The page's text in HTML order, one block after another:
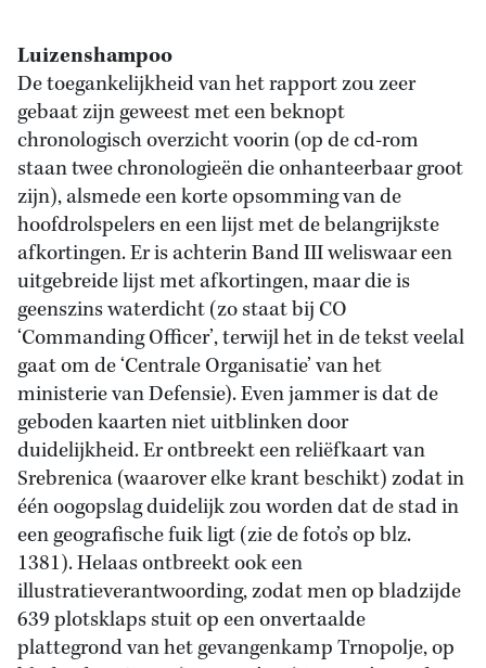
Luizenshampoo
De toegankelijkheid van het rapport zou zeer
gebaat zijn geweest met een beknopt
chronologisch overzicht voorin (op de cd-rom
staan twee chronologieën die onhanteerbaar groot
zijn), alsmede een korte opsomming van de
hoofdrolspelers en een lijst met de belangrijkste
afkortingen. Er is achterin Band III weliswaar een
uitgebreide lijst met afkortingen, maar die is
geenszins waterdicht (zo staat bij CO
‘Commanding Officer’, terwijl het in de tekst veelal
gaat om de ‘Centrale Organisatie’ van het
ministerie van Defensie). Even jammer is dat de
geboden kaarten niet uitblinken door
duidelijkheid. Er ontbreekt een reliëfkaart van
Srebrenica (waarover elke krant beschikt) zodat in
één oogopslag duidelijk zou worden dat de stad in
een geografische fuik ligt (zie de foto’s op blz.
1381). Helaas ontbreekt ook een
illustratieverantwoording, zodat men op bladzijde
639 plotsklaps stuit op een onvertaalde
plattegrond van het gevangenkamp Trnopolje, op